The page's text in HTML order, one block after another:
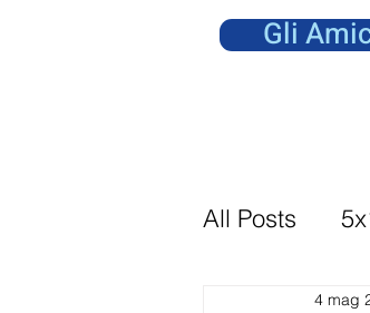
Gli
All Posts
4 mag